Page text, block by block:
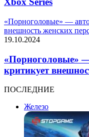
«Порноголовые» —
внешность женских
19.10.2024
«Порноголовые» —
критикует
ПОСЛЕДНИЕ
Железо